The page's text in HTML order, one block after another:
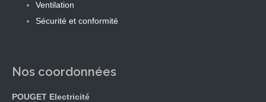
Ventilation
Sécurité et conformité
Nos coordonnées
POUGET Electricité